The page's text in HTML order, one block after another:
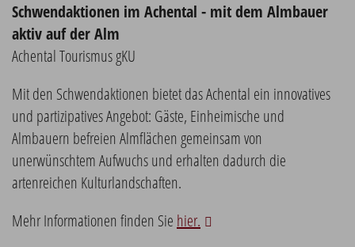
Schwendaktionen im Achental - mit dem Almbauer
aktiv auf der Alm
Achental Tourismus gKU
Mit den Schwendaktionen bietet das Achental ein innovatives
und partizipatives Angebot: Gäste, Einheimische und
Almbauern befreien Almflächen gemeinsam von
unerwünschtem Aufwuchs und erhalten dadurch die
artenreichen Kulturlandschaften.
Mehr Informationen finden Sie hier.